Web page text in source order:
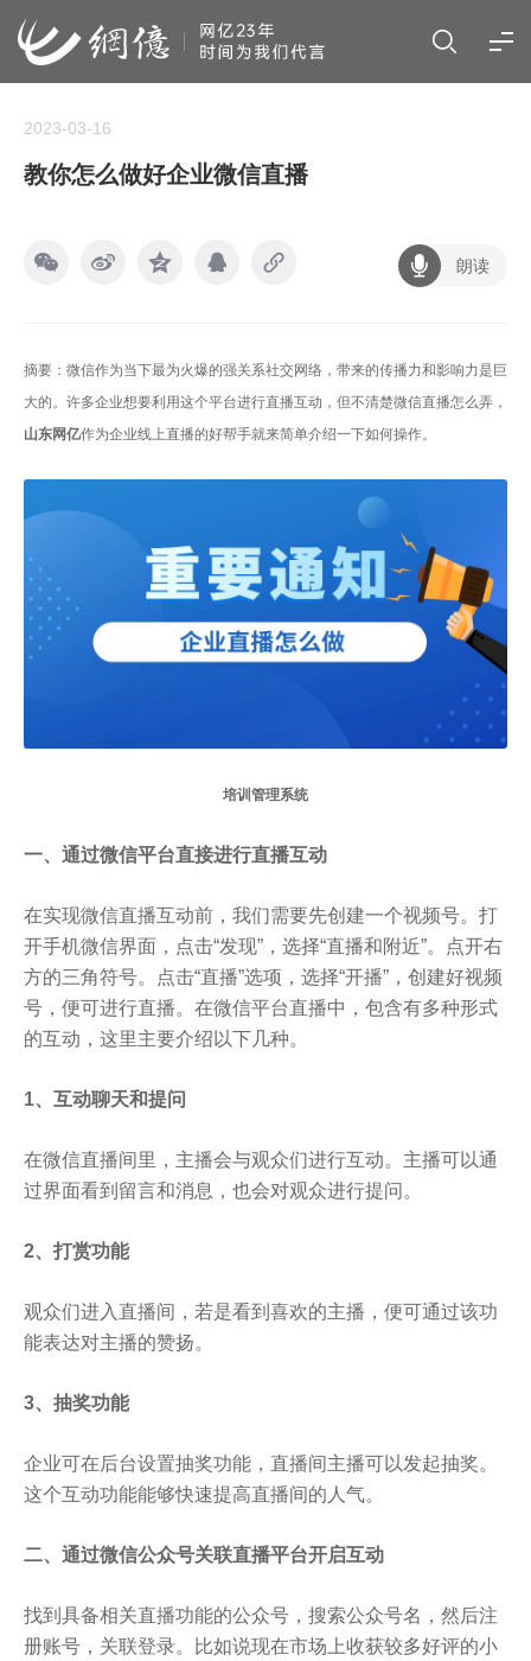
2023-03-16
教你怎么做好企业微信直播
朗读
摘要：微信作为当下最为火爆的强关系社交网络，带来的传播力和影响力是巨
大的。许多企业想要利用这个平台进行直播互动，但不清楚微信直播怎么弄，
山东网亿作为企业线上直播的好帮手就来简单介绍一下如何操作。
培训管理系统
一、通过微信平台直接进行直播互动
在实现微信直播互动前，我们需要先创建一个视频号。打
开手机微信界面，点击“发现”，选择“直播和附近”。点开右
方的三角符号。点击“直播”选项，选择“开播”，创建好视频
号，便可进行直播。在微信平台直播中，包含有多种形式
的互动，这里主要介绍以下几种。
1、互动聊天和提问
在微信直播间里，主播会与观众们进行互动。主播可以通
过界面看到留言和消息，也会对观众进行提问。
2、打赏功能
观众们进入直播间，若是看到喜欢的主播，便可通过该功
能表达对主播的赞扬。
3、抽奖功能
企业可在后台设置抽奖功能，直播间主播可以发起抽奖。
这个互动功能能够快速提高直播间的人气。
二、通过微信公众号关联直播平台开启互动
找到具备相关直播功能的公众号，搜索公众号名，然后注
册账号，关联登录。比如说现在市场上收获较多好评的小